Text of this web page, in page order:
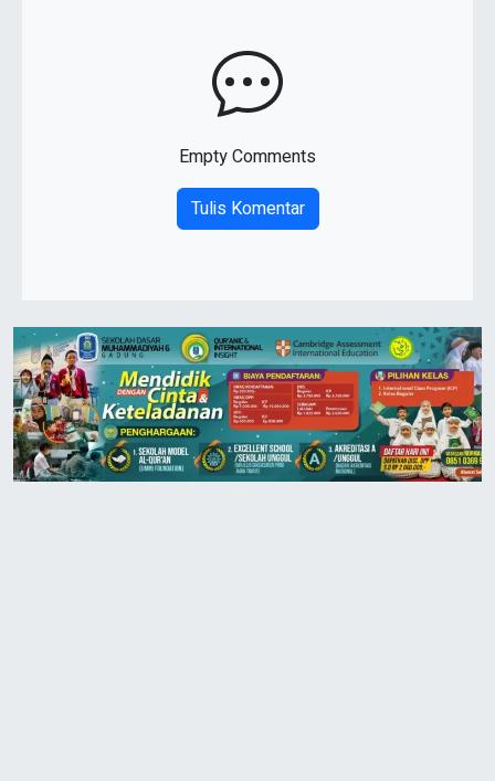
Empty Comments
Tulis Komentar